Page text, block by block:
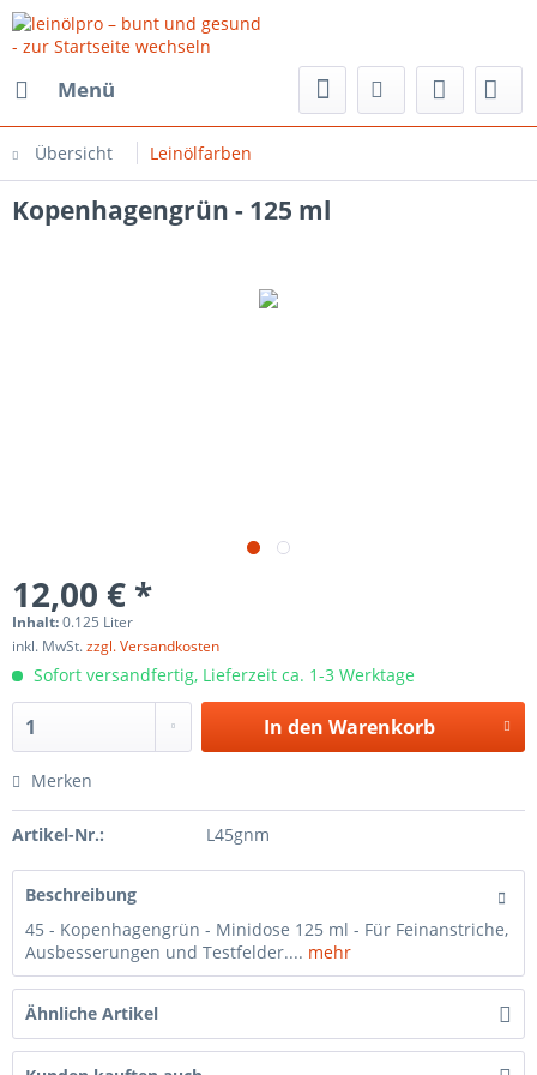
Menü
Übersicht Leinölfarben
Kopenhagengrün - 125 ml
12,00 € *
Inhalt:0.125 Liter
inkl. MwSt.zzgl. Versandkosten
Sofort versandfertig, Lieferzeit ca. 1-3 Werktage
In den Warenkorb
Merken
Artikel-Nr.: L45gnm
Beschreibung
45 - Kopenhagengrün - Minidose 125 ml - Für Feinanstriche,
Ausbesserungen und Testfelder.... mehr
Ähnliche Artikel